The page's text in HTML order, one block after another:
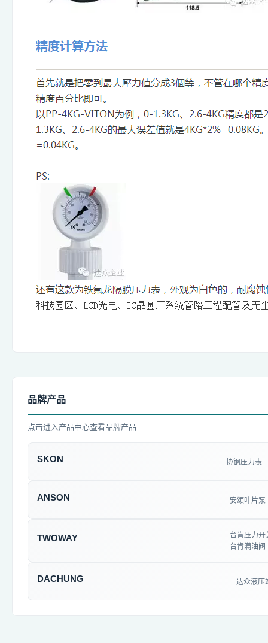
品牌产品
点击进入产品中心查看品牌产品
SKON 协钢压力表
ANSON 安颂叶片泵
TWOWAY
台肯压力开
台肯满油阀
DACHUNG 达众液压